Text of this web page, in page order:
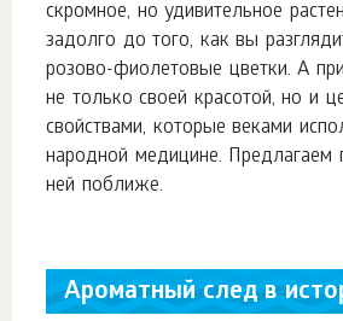
скромное, но удивительное
задолго до того, как вы
розово-фиолетовые цветки. А
не только своей красотой, но и
свойствами, которые веками
народной медицине. Предлагаем
ней поближе.
Ароматный след в